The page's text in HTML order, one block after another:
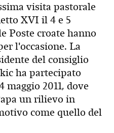
visita pastorale
XVI il 4 e 5
Poste croate hanno
l'occasione. La
del consiglio
ha partecipato
maggio 2011, dove
un rilievo in
come quello del